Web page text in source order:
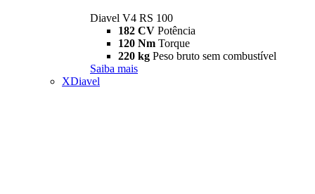
Diavel V4 RS 100
182 CV Potência
120 Nm Torque
220 kg Peso bruto sem combustível
Saiba mais
XDiavel